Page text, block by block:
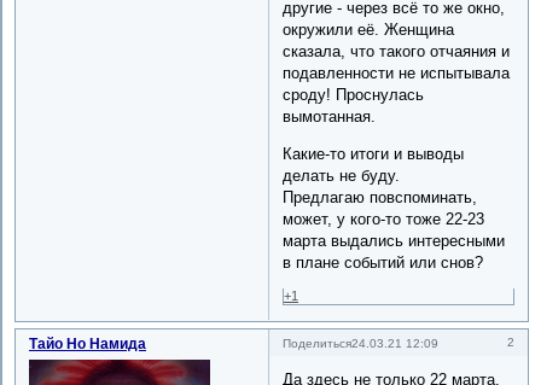
другие - через всё то же окно,
окружили её. Женщина
сказала, что такого отчаяния и
подавленности не испытывала
сроду! Проснулась
вымотанная.
Какие-то итоги и выводы
делать не буду.
Предлагаю повспоминать,
может, у кого-то тоже 22-23
марта выдались интересными
в плане событий или снов?
+1
Поделиться 2
24.03.21 12:09
Тайо Но Намида
Да здесь не только 22 марта.